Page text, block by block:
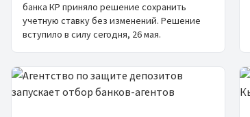
банка КР приняло решение сохранить
учетную ставку без изменений. Решение
вступило в силу сегодня, 26 мая.